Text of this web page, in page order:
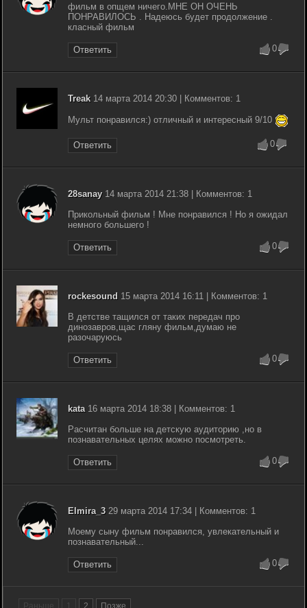
фильм в опщем ничего.МНЕ ОН ОЧЕНЬ
ПОНРАВИЛОСЬ . Надеюсь будет продолжение .
класный фильм
Ответить 0
Treak14 марта 2014 20:30 | Комментов: 1
Мульт понравился:) отличный и интересный 9/10
Ответить 0
28sanay14 марта 2014 21:38 | Комментов: 1
Прикольный фильм ! Мне понравился ! Но я ожидал
немного большего !
Ответить 0
rockesound 15 марта 2014 16:11 | Комментов: 1
В детстве тащился от таких передач про
динозавров,щас гляну фильм,думаю не
разочаруюсь
Ответить 0
kata 16 марта 2014 18:38 | Комментов: 1
Расчитан больше на детскую аудиторию ,но в
познавательных целях можно посмотреть.
Ответить 0
Elmira_329 марта 2014 17:34 | Комментов: 1
Моему сыну фильм понравился, увлекательный и
познавательный...
Ответить 0
Раньше 2 Позже